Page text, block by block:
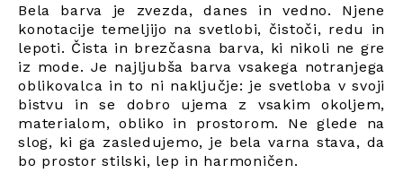
Bela barva je zvezda, danes in vedno. Njene
konotacije temeljijo na svetlobi, čistoči, redu in
lepoti. Čista in brezčasna barva, ki nikoli ne gre
iz mode. Je najljubša barva vsakega notranjega
oblikovalca in to ni naključje: je svetloba v svoji
bistvu in se dobro ujema z vsakim okoljem,
materialom, obliko in prostorom. Ne glede na
slog, ki ga zasledujemo, je bela varna stava, da
bo prostor stilski, lep in harmoničen.